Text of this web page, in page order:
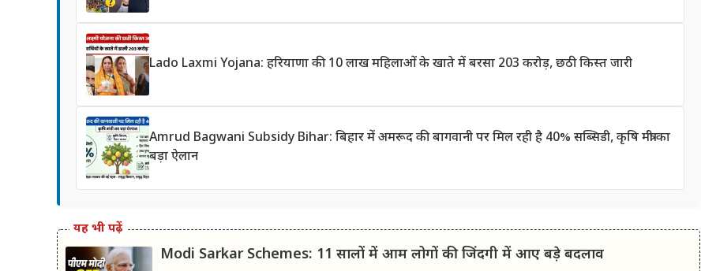
Lado Laxmi Yojana: हरियाणा की 10 लाख महिलाओं के खाते में बरसा 203 करोड़, छठी किस्त जारी
Amrud Bagwani Subsidy Bihar: बिहार में अमरूद की बागवानी पर मिल रही है 40% सब्सिडी, कृषि मंत्री का
बड़ा ऐलान
यह भी पढ़ें
Modi Sarkar Schemes: 11 सालों में आम लोगों की जिंदगी में आए बड़े बदलाव